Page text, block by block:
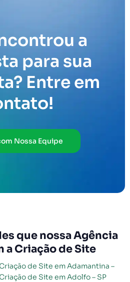
a
para sua
Entre em
Nossa Equipe
que nossa Agência
a Criação de Site
de Site em Adolfo – SP